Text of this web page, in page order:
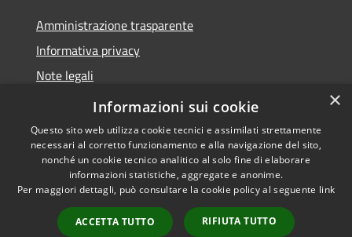
Amministrazione trasparente
Informativa privacy
Note legali
Dichiarazione di accessibilità
Accessibilità
Copyright © 2026 • Comune di
Sarnico • Powered by
Municipium•
Accesso
×
Informazioni sui cookie
Questo sito web utilizza cookie tecnici e assimilati strettamente
necessari al corretto funzionamento e alla navigazione del sito,
nonché un cookie tecnico analitico al solo fine di elaborare
informazioni statistiche, aggregate e anonime.
Per maggiori dettagli, può consultare la cookie policy al seguente link
ACCETTA TUTTO RIFIUTA TUTTO